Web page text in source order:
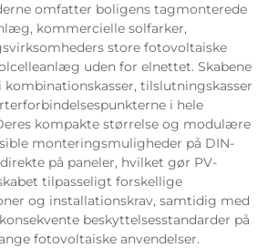
omfatter boligens tagmonterede
kommercielle solfarker,
store fotovoltaiske
uden for elnettet. Skabene
kombinationskasser, tilslutningskasser
i hele
kompakte størrelse og modulære
monteringsmuligheder på DIN-
på paneler, hvilket gør PV-
tilpasseligt forskellige
og installationskrav, samtidig med
beskyttelsesstandarder på
fotovoltaiske anvendelser.